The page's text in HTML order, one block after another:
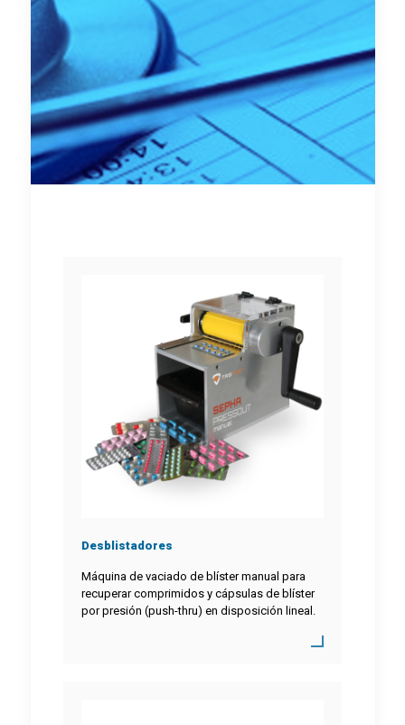
Desblistadores
Máquina de vaciado de blíster manual para
recuperar comprimidos y cápsulas de blíster
por presión (push-thru) en disposición lineal.